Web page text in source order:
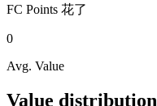
FC Points 花了
0
Avg. Value
Value distribution